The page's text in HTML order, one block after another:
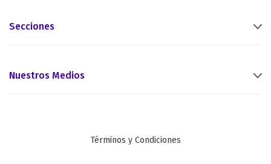
Secciones
Nuestros Medios
Términos y Condiciones